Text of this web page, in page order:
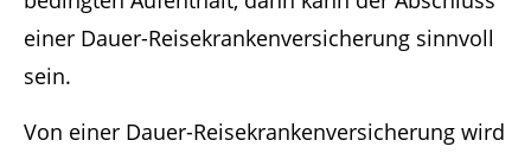
einer Dauer-Reisekrankenversicherung sinnvoll
sein.
Von einer Dauer-Reisekrankenversicherung wird